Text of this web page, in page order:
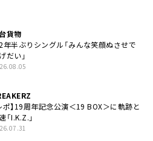
貨物
年半ぶりシングル「みんな笑顔ぬさせで
だい」
ポ】19周年記念公演＜19 BOX＞に軌跡と
「I.K.Z.」